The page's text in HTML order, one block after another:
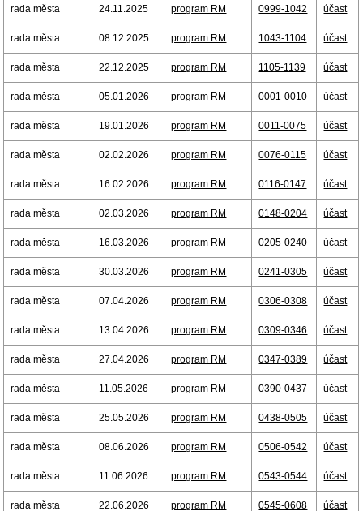
rada města 24.11.2025 program RM 0999-1042 účast
rada města 08.12.2025 program RM 1043-1104 účast
rada města 22.12.2025 program RM 1105-1139 účast
rada města 05.01.2026 program RM 0001-0010 účast
rada města 19.01.2026 program RM 0011-0075 účast
rada města 02.02.2026 program RM 0076-0115 účast
rada města 16.02.2026 program RM 0116-0147 účast
rada města 02.03.2026 program RM 0148-0204 účast
rada města 16.03.2026 program RM 0205-0240 účast
rada města 30.03.2026 program RM 0241-0305 účast
rada města 07.04.2026 program RM 0306-0308 účast
rada města 13.04.2026 program RM 0309-0346 účast
rada města 27.04.2026 program RM 0347-0389 účast
rada města 11.05.2026 program RM 0390-0437 účast
rada města 25.05.2026 program RM 0438-0505 účast
rada města 08.06.2026 program RM 0506-0542 účast
rada města 11.06.2026 program RM 0543-0544 účast
rada města 22.06.2026 program RM 0545-0608 účast